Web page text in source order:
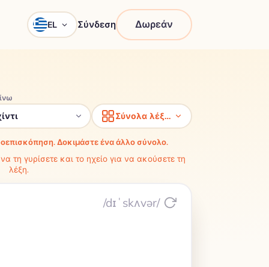
EL Σύνδεση Δωρεάν
Σύνολα λέξεων
Δοκιμάστε ένα άλλο σύνολο.
τη γυρίσετε και το ηχείο για να ακούσετε τη
λέξη.
/dɪˈskʌvər/